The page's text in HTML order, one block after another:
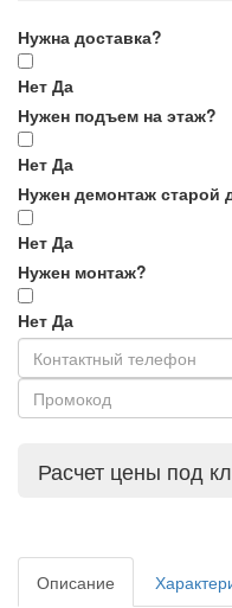
Нужна доставка?
Нет Да
Нужен подъем на этаж?
Нет Да
Нужен демонтаж старой
Нет Да
Нужен монтаж?
Нет Да
Расчет цены под
Описание